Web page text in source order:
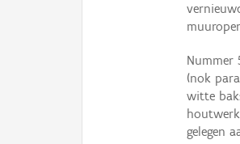
Nummer
(nok
witte
gelegen